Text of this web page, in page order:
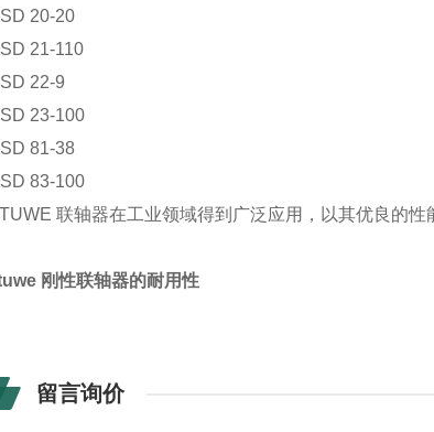
20-20
21-110
22-9
23-100
81-38
83-100
联轴器在工业领域得到广泛应用，以其优良的
刚性联轴器的耐用性
留言询价